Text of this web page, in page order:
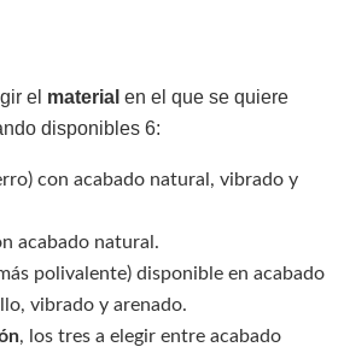
el material en el que se quiere
disponibles 6:
con acabado natural, vibrado y
acabado natural.
polivalente) disponible en acabado
vibrado y arenado.
, los tres a elegir entre acabado